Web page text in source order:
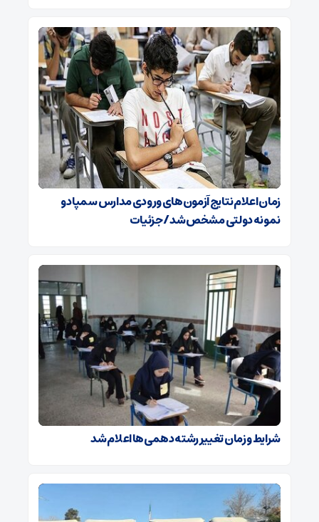
زمان اعلام نتایج آزمون‌های ورودی مدارس سمپاد و
نمونه دولتی مشخص شد/ جزئیات
شرایط و زمان تغییر رشته دهمی‌ها اعلام شد